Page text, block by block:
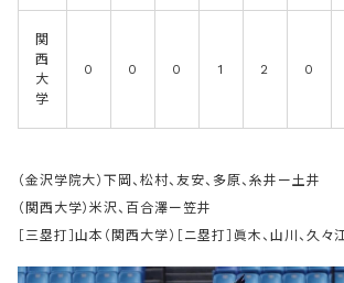
関
西
大
学
0 0 0 1 2 0
（金沢学院大）下岡、松村、友安、多原、糸井ー土井
（関西大学）米沢、百合澤ー笠井
［三塁打］山本（関西大学）［ニ塁打］眞木、山川、久々